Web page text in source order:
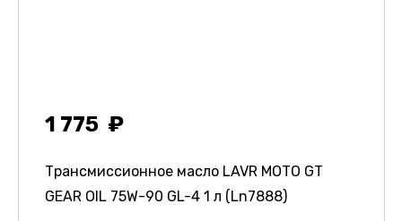
1 775
Трансмиссионное масло LAVR MOTO GT
GEAR OIL 75W-90 GL-4 1 л (Ln7888)